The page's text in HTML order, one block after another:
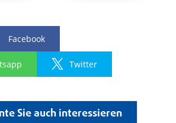
Sie auch interessieren
Facebook
Twitter